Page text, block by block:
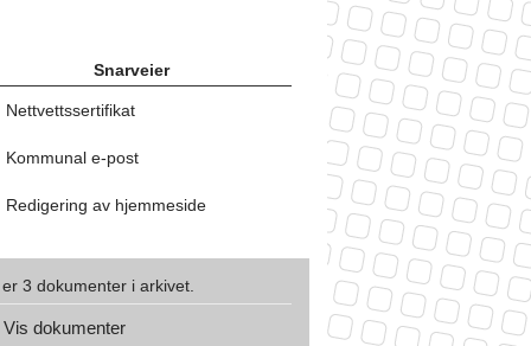
Snarveier
Nettvettssertifikat
Kommunal e-post
Redigering av hjemmeside
3 dokumenter i arkivet.
Vis dokumenter